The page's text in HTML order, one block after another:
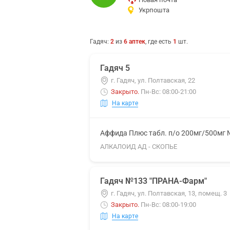
Укрпошта
Гадяч: 2 из 6 аптек, где есть 1 шт.
Гадяч 5
г. Гадяч, ул. Полтавская, 22
Закрыто. Пн-Вс: 08:00-21:00
На карте
Аффида Плюс табл. п/о 200мг/500мг
АЛКАЛОИД АД - СКОПЬЕ
Гадяч №133 "ПРАНА-Фарм"
г. Гадяч, ул. Полтавская, 13, помещ. 3
Закрыто. Пн-Вс: 08:00-19:00
На карте